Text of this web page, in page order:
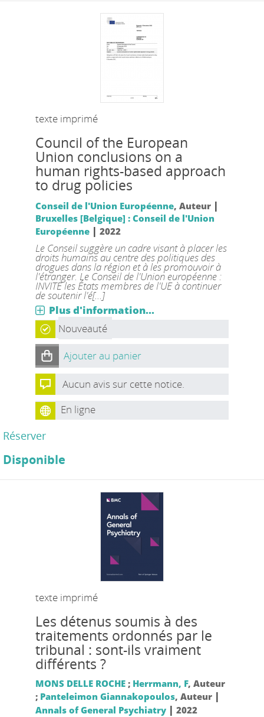
texte imprimé
Council of the European
Union conclusions on a
human rights-based approach
to drug policies
Conseil de l'Union Européenne, Auteur |
Bruxelles [Belgique] : Conseil de l'Union
Européenne| 2022
Le Conseil suggère un cadre visant à placer les
droits humains au centre des politiques des
drogues dans la région et à les promouvoir à
l'étranger. Le Conseil de l'Union européenne :
INVITE les États membres de l'UE à continuer
de soutenir l'é[...]
Plus d'information...
Nouveauté
Ajouter au panier
Aucun avis sur cette notice.
En ligne
Réserver
Disponible
texte imprimé
Les détenus soumis à des
traitements ordonnés par le
tribunal : sont-ils vraiment
différents ?
MONS DELLE ROCHE; Herrmann, F, Auteur
; Panteleimon Giannakopoulos, Auteur |
Annals of General Psychiatry| 2022